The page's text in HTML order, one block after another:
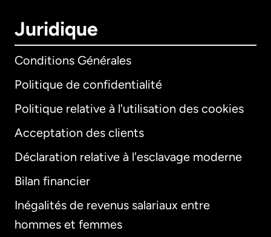
Juridique
Conditions Générales
Politique de confidentialité
Politique relative à l'utilisation des cookies
Acceptation des clients
Déclaration relative à l'esclavage moderne
Bilan financier
Inégalités de revenus salariaux entre
hommes et femmes
International